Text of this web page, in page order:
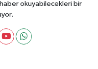
okuyabilecekleri bir